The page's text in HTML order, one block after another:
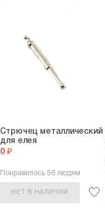
Стрючец металлический
для елея
0 ₽
Понравилось 56 людям
НЕТ В НАЛИЧИИ